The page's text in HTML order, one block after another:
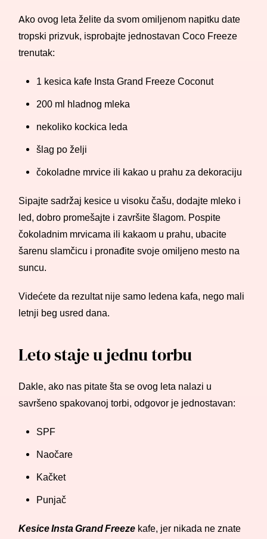
Ako ovog leta želite da svom omiljenom napitku date
tropski prizvuk, isprobajte jednostavan Coco Freeze
trenutak:
1 kesica kafe Insta Grand Freeze Coconut
200 ml hladnog mleka
nekoliko kockica leda
šlag po želji
čokoladne mrvice ili kakao u prahu za dekoraciju
Sipajte sadržaj kesice u visoku čašu, dodajte mleko i
led, dobro promešajte i završite šlagom. Pospite
čokoladnim mrvicama ili kakaom u prahu, ubacite
šarenu slamčicu i pronađite svoje omiljeno mesto na
suncu.
Videćete da rezultat nije samo ledena kafa, nego mali
letnji beg usred dana.
Leto staje u jednu torbu
Dakle, ako nas pitate šta se ovog leta nalazi u
savršeno spakovanoj torbi, odgovor je jednostavan:
SPF
Naočare
Kačket
Punjač
Kesice Insta Grand Freeze kafe, jer nikada ne znate